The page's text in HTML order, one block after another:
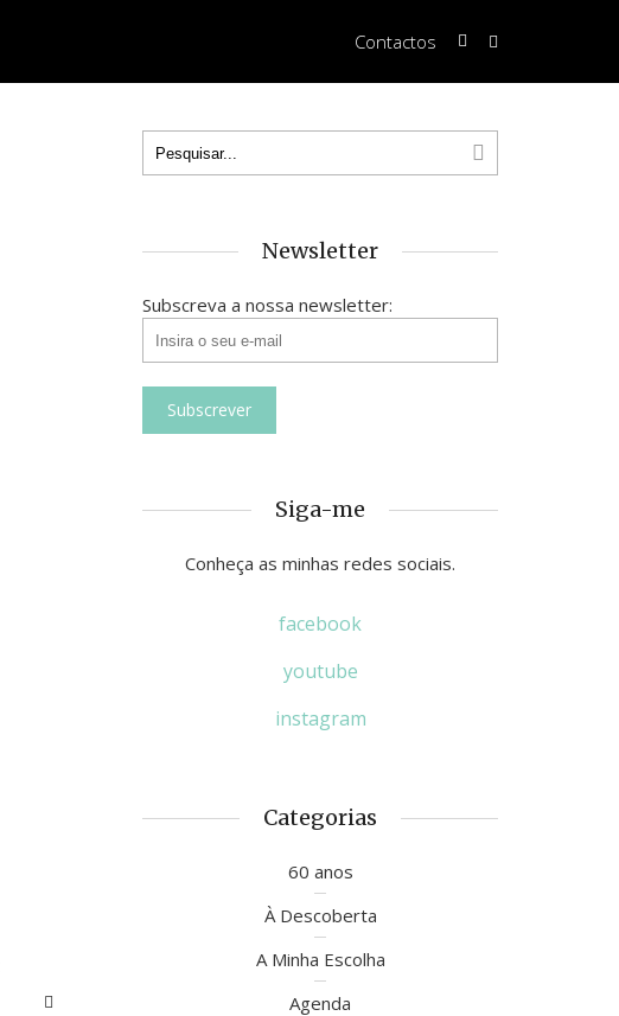
Contactos
Newsletter
Subscreva a nossa newsletter:
Siga-me
Conheça as minhas redes sociais.
facebook
youtube
instagram
Categorias
60 anos
À Descoberta
A Minha Escolha
Agenda